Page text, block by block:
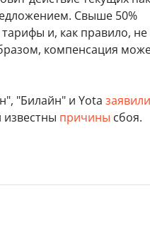
Свыше 50%
и, как правило, не
компенсация
"Билайн" и Yota заявили
известны причины сбоя.